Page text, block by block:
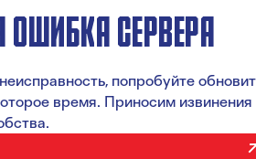
ОШИБКА СЕРВЕРА
попробуйте
время. Приносим извинения